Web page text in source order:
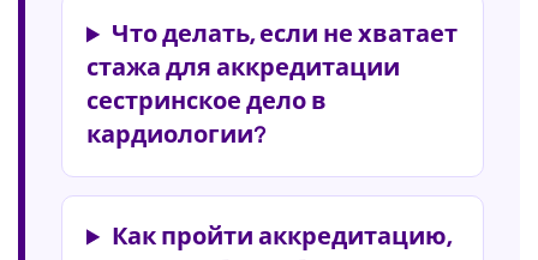
Что делать, если не хватает
стажа для аккредитации
сестринское дело в
кардиологии?
Как пройти аккредитацию,